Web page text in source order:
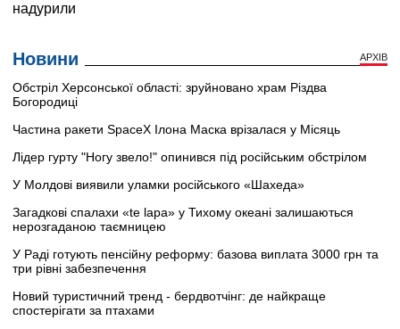
Новини АРХІВ
Обстріл Херсонської області: зруйновано храм Різдва
Богородиці
Частина ракети SpaceX Ілона Маска врізалася у Місяць
Лідер гурту "Ногу звело!" опинився під російським обстрілом
У Молдові виявили уламки російського «Шахеда»
Загадкові спалахи «te lapa» у Тихому океані залишаються
нерозгаданою таємницею
У Раді готують пенсійну реформу: базова виплата 3000 грн та
три рівні забезпечення
Новий туристичний тренд - бердвотчінг: де найкраще
спостерігати за птахами